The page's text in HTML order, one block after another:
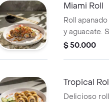
Miami Roll
Roll
y aguacate.
$ 50.000
Tropical
Delicioso